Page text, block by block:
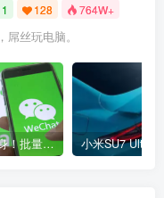
1 128 764W+
丝玩电脑。
微信官宣瘦身！批量清理原图新功能来了 安卓、iOS均可使用